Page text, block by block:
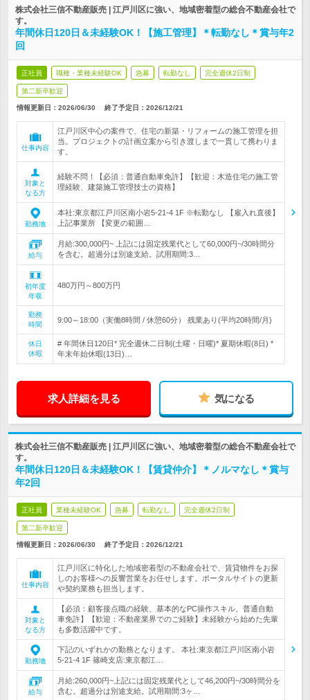
株式会社三信不動産販売 | 江戸川区に強い、地域密着型の総合不動産会社で
す。
年間休日120日＆未経験OK！【施工管理】＊転勤なし＊賞与年2
回
正社員 職種・業種未経験OK 急募 転勤なし 完全週休2日制
第二新卒歓迎
情報更新日：2026/06/30 終了予定日： 2026/12/21
仕事内容
江戸川区中心の案件で、住宅の新築・リフォームの施工管理を担
当。プロジェクトの計画立案から引き渡しまで一貫して携わりま
す。
対象と
なる方
経験不問！【必須：普通自動車免許】【歓迎：木造住宅の施工管
理経験、建築施工管理技士の資格】
勤務地
本社:東京都江戸川区南小岩5-21-4 1F ※転勤なし 【雇入れ直後】
上記事業所 【変更の範囲…
給与
月給:300,000円~ 上記には固定残業代として60,000円~/30時間分
を含む。超過分は別途支給。試用期間:3…
初年度
年収
480万円～800万円
勤務
時間
9:00～18:00（実働8時間 / 休憩60分） 残業あり(平均20時間/月)
休日
休暇
# 年間休日120日* 完全週休二日制(土曜・日曜)* 夏期休暇(8日) *
年末年始休暇(13日)…
求人詳細を見る 気になる
株式会社三信不動産販売 | 江戸川区に強い、地域密着型の総合不動産会社で
す。
年間休日120日＆未経験OK！【賃貸仲介】＊ノルマなし＊賞与
年2回
正社員 業種未経験OK 急募 転勤なし 完全週休2日制
第二新卒歓迎
情報更新日：2026/06/30 終了予定日： 2026/12/21
仕事内容
江戸川区に特化した地域密着型の不動産会社で、賃貸物件をお探
しのお客様への反響営業をお任せします。ポータルサイトの更新
や契約業務も担当します。
対象と
なる方
【必須：顧客接点職の経験、基本的なPC操作スキル、普通自動
車免許】【歓迎：不動産業界でのご経験】未経験から始めた先輩
も多数活躍中です。
勤務地
下記のいずれかの勤務となります。 本社:東京都江戸川区南小岩
5-21-4 1F 篠崎支店:東京都江…
給与
月給:260,000円~上記には固定残業代として46,200円~/30時間分を
含む。超過分は別途支給。試用期間:3ヶ…